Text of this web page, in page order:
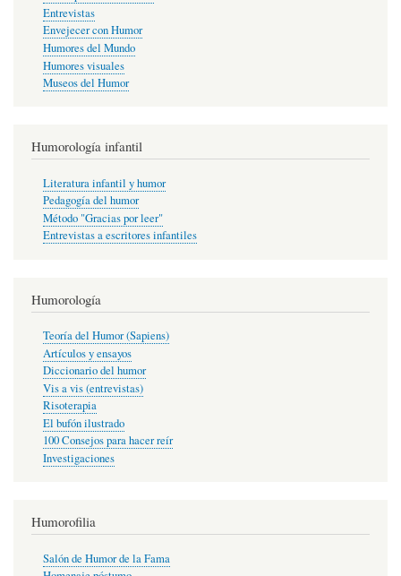
Entrevistas
Envejecer con Humor
Humores del Mundo
Humores visuales
Museos del Humor
Humorología infantil
Literatura infantil y humor
Pedagogía del humor
Método "Gracias por leer"
Entrevistas a escritores infantiles
Humorología
Teoría del Humor (Sapiens)
Artículos y ensayos
Diccionario del humor
Vis a vis (entrevistas)
Risoterapia
El bufón ilustrado
100 Consejos para hacer reír
Investigaciones
Humorofilia
Salón de Humor de la Fama